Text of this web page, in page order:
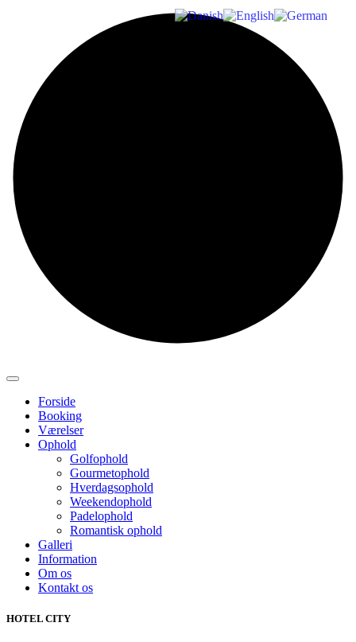
Forside
Booking
Værelser
Ophold
Golfophold
Gourmetophold
Hverdagsophold
Weekendophold
Padelophold
Romantisk ophold
Galleri
Information
Om os
Kontakt os
HOTEL CITY